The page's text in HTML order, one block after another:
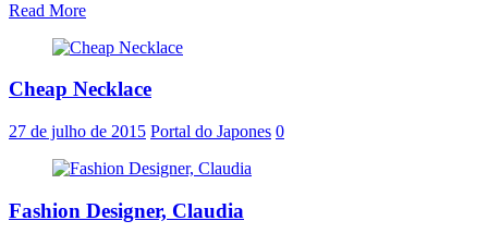
Read More
Cheap Necklace
27 de julho de 2015 Portal do Japones 0
Fashion Designer, Claudia